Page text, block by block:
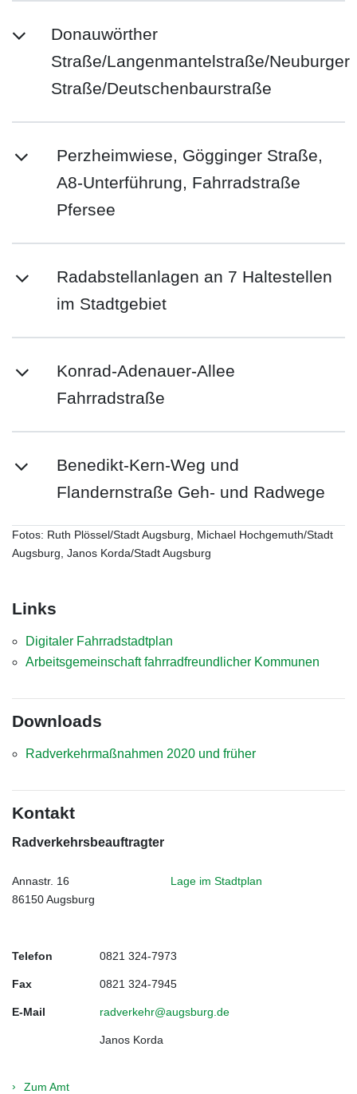
Donauwörther
Straße/Langenmantelstraße/Neuburger
Straße/Deutschenbaurstraße
Perzheimwiese, Gögginger Straße,
A8-Unterführung, Fahrradstraße
Pfersee
Radabstellanlagen an 7 Haltestellen
im Stadtgebiet
Konrad-Adenauer-Allee
Fahrradstraße
Benedikt-Kern-Weg und
Flandernstraße Geh- und Radwege
Fotos: Ruth Plössel/Stadt Augsburg, Michael Hochgemuth/Stadt
Augsburg, Janos Korda/Stadt Augsburg
Links
Digitaler Fahrradstadtplan
Arbeitsgemeinschaft fahrradfreundlicher Kommunen
Downloads
Radverkehrmaßnahmen 2020 und früher
Kontakt
Radverkehrsbeauftragter
Annastr. 16
86150 Augsburg
Lage im Stadtplan
Telefon 0821 324-7973
Fax 0821 324-7945
E-Mail radverkehr@augsburg.de
Janos Korda
Zum Amt